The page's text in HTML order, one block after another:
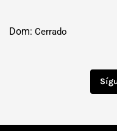
Dom: Cerrado